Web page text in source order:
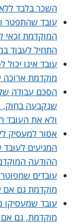
השכר בלבד
עובד שהתפטר
המוקדמת
התחיל לעבוד
עובד אינו
מוקדמת ארוכה
הסכם עבודה
שנקבעה בחוק,
ולא את העובד
אסור למעסיק
המגיעים
ההודעה
עובדים
מוקדמת גם אם
עובד שמעסיקו
מוקדמת, גם